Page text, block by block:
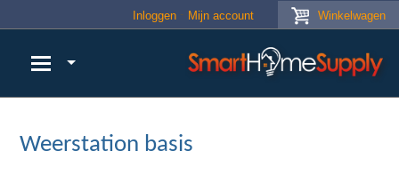
Winkelwagen
Inloggen Mijn account
Weerstation basis